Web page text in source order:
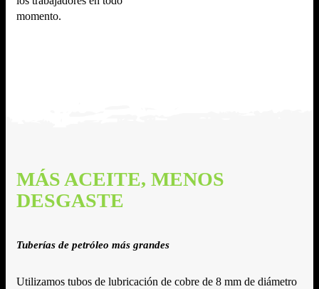
momento.
MÁS ACEITE, MENOS
DESGASTE
Tuberías de petróleo más grandes
Utilizamos tubos de lubricación de cobre de 8 mm de diámetro